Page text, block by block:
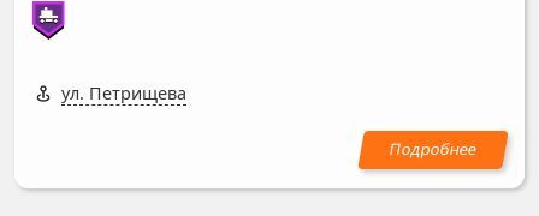
ул. Петрищева